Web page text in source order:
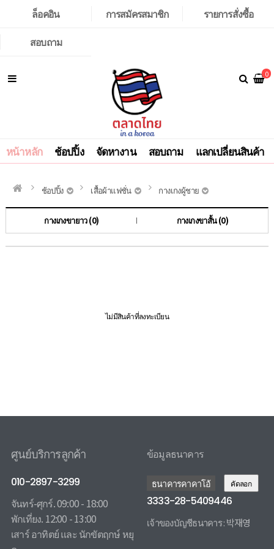
ล็อคอิน การสมัครสมาชิก
รายการสั่งซื้อ
สอบถาม
0
หน้าหลัก ช้อปปิ้ง จัดหางาน สอบถาม แลกเปลี่ยนสินค้า
ช้อปปิ้ง เสื้อผ้าแฟชั่น กางเกงผู้ชาย
กางเกงขายาว (0) กางเกงขาสั้น (0)
ไม่มีสินค้าที่ลงทะเบียน
ศูนย์บริการลูกค้า
010-2897-3299
จันทร์-ศุกร์. 09:00 - 18:00
พักเที่ยง. 12:00 - 13:00
เสาร์ อาทิตย์ และ นักขัตฤกษ์ หยุ
ข้อมูลธนาคาร
ธนาคารคาคาโอ้ คัดลอก
3333-28-5409446
เจ้าของบัญชีธนาคาร : 박재영